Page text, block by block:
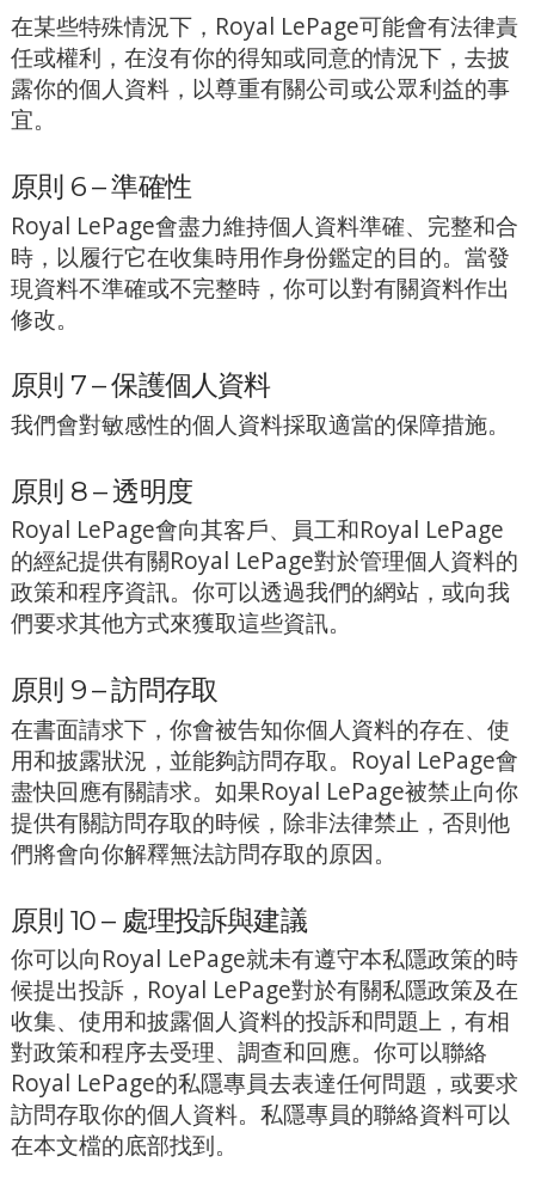
在某些特殊情況下，Royal LePage可能會有法律責
任或權利，在沒有你的得知或同意的情況下，去披
露你的個人資料，以尊重有關公司或公眾利益的事
宜。
原則 6 – 準確性
Royal LePage會盡力維持個人資料準確、完整和合
時，以履行它在收集時用作身份鑑定的目的。當發
現資料不準確或不完整時，你可以對有關資料作出
修改。
原則 7 – 保護個人資料
我們會對敏感性的個人資料採取適當的保障措施。
原則 8 – 透明度
Royal LePage會向其客戶、員工和Royal LePage
的經紀提供有關Royal LePage對於管理個人資料的
政策和程序資訊。你可以透過我們的網站，或向我
們要求其他方式來獲取這些資訊。
原則 9 – 訪問存取
在書面請求下，你會被告知你個人資料的存在、使
用和披露狀況，並能夠訪問存取。Royal LePage會
盡快回應有關請求。如果Royal LePage被禁止向你
提供有關訪問存取的時候，除非法律禁止，否則他
們將會向你解釋無法訪問存取的原因。
原則 10 – 處理投訴與建議
你可以向Royal LePage就未有遵守本私隱政策的時
候提出投訴，Royal LePage對於有關私隱政策及在
收集、使用和披露個人資料的投訴和問題上，有相
對政策和程序去受理、調查和回應。你可以聯絡
Royal LePage的私隱專員去表達任何問題，或要求
訪問存取你的個人資料。私隱專員的聯絡資料可以
在本文檔的底部找到。